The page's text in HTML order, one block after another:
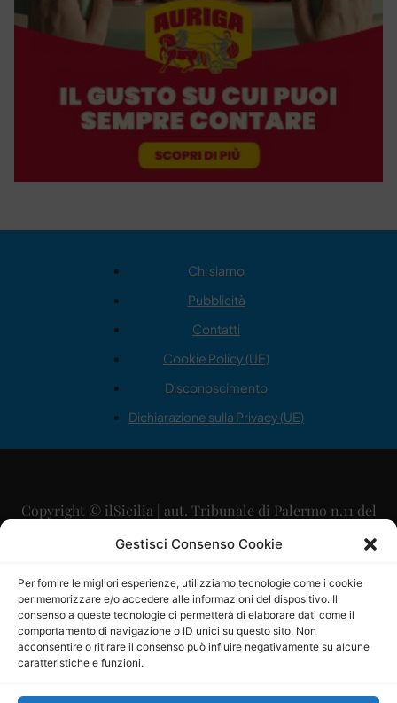
Gestisci Consenso Cookie
Per fornire le migliori esperienze, utilizziamo tecnologie come i cookie
per memorizzare e/o accedere alle informazioni del dispositivo. Il
consenso a queste tecnologie ci permetterà di elaborare dati come il
comportamento di navigazione o ID unici su questo sito. Non
acconsentire o ritirare il consenso può influire negativamente su alcune
caratteristiche e funzioni.
Chi siamo
Pubblicità
Contatti
Cookie Policy (UE)
Disconoscimento
Dichiarazione sulla Privacy (UE)
Copyright © ilSicilia | aut. Tribunale di Palermo n.11 del
29/09/2015
Direttore Editoriale: Maurizio Scaglione
Direttore Responsabile: Maria Calabrese